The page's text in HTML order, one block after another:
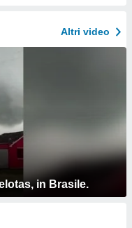
Altri video
in Brasile.